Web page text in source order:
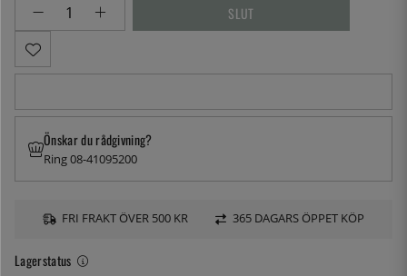
Lagerstatus
Önskar du rådgivning?
Ring 08-41095200
FRI FRAKT ÖVER 500 KR 365 DAGARS ÖPPET KÖP